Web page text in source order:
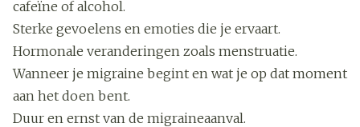
cafeïne of alcohol.
Sterke gevoelens en emoties die je ervaart.
Hormonale veranderingen zoals menstruatie.
Wanneer je migraine begint en wat je op dat moment
aan het doen bent.
Duur en ernst van de migraineaanval.